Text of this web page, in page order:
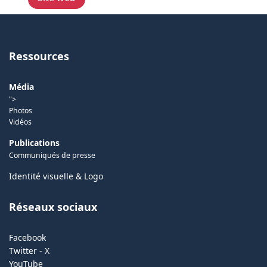
Ressources
Média
">
Photos
Vidéos
Publications
Communiqués de presse
Identité visuelle & Logo
Réseaux sociaux
Facebook
Twitter - X
YouTube